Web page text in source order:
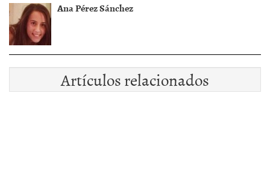
Ana Pérez Sánchez
Artículos relacionados